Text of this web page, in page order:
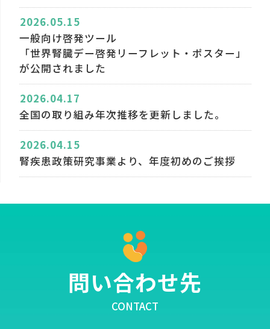
2026.05.15
一般向け啓発ツール
「世界腎臓デー啓発リーフレット・ポスター」
が公開されました
2026.04.17
全国の取り組み年次推移を更新しました。
2026.04.15
腎疾患政策研究事業より、年度初めのご挨拶
問い合わせ先
CONTACT